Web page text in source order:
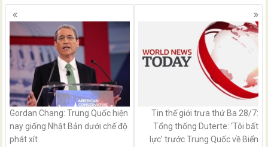
Posts
navigation
Gordan Chang: Trung Quốc hiện
nay giống Nhật Bản dưới chế độ
phát xít
Tin thế giới trưa thứ Ba 28/7:
Tổng thống Duterte: ‘Tôi bất
lực’ trước Trung Quốc về Biển